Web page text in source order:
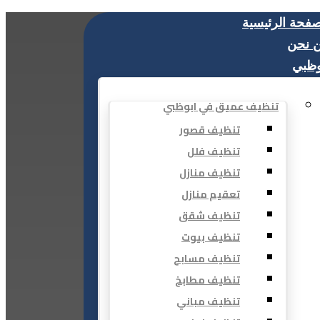
الرئيسية
نحن
تنظيف عميق في ابوظبي
تنظيف قصور
تنظيف فلل
تنظيف منازل
تعقيم منازل
تنظيف شقق
تنظيف بيوت
تنظيف مسابح
تنظيف مطابخ
تنظيف مباني